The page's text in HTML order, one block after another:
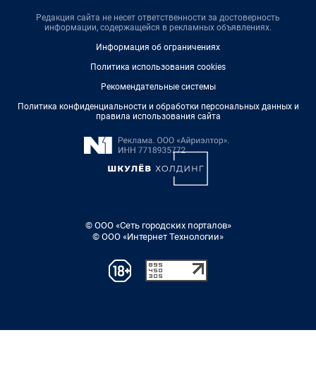
Редакция сайта не несет ответственности за достоверность
информации, содержащейся в рекламных объявлениях.
Информация об ограничениях
Политика использования cookies
Рекомендательные системы
Политика конфиденциальности и обработки персональных данных и
правила использования сайта
© ООО «Сеть городских порталов»
© ООО «Интернет Технологии»